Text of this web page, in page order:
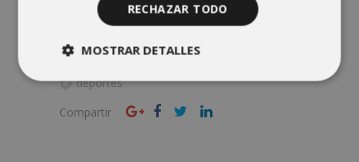
por
deportes
Compartir
RECHAZAR TODO
MOSTRAR DETALLES